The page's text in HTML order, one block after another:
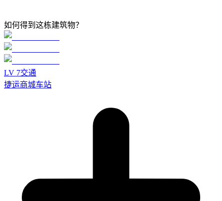
如何得到这栋建筑物？
LV 7交通
捷运商城车站